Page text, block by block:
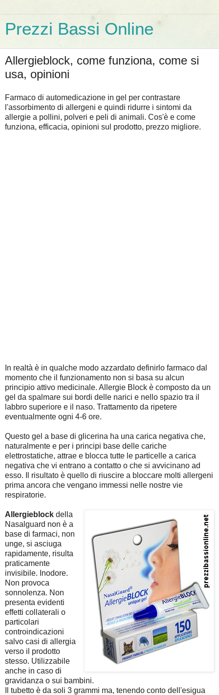
Prezzi Bassi Online
Allergieblock, come funziona, come si
usa, opinioni
Farmaco di automedicazione in gel per contrastare
l'assorbimento di allergeni e quindi ridurre i sintomi da
allergie a pollini, polveri e peli di animali. Cos'è e come
funziona, efficacia, opinioni sul prodotto, prezzo migliore.
In realtà è in qualche modo azzardato definirlo farmaco dal
momento che il funzionamento non si basa su alcun
principio attivo medicinale. Allergie Block è composto da un
gel da spalmare sui bordi delle narici e nello spazio tra il
labbro superiore e il naso. Trattamento da ripetere
eventualmente ogni 4-6 ore.
Questo gel a base di glicerina ha una carica negativa che,
naturalmente e per i principi base delle cariche
elettrostatiche, attrae e blocca tutte le particelle a carica
negativa che vi entrano a contatto o che si avvicinano ad
esso. Il risultato è quello di riuscire a bloccare molti allergeni
prima ancora che vengano immessi nelle nostre vie
respiratorie.
Allergieblock della
Nasalguard non è a
base di farmaci, non
unge, si asciuga
rapidamente, risulta
praticamente
invisibile. Inodore.
Non provoca
sonnolenza. Non
presenta evidenti
effetti collaterali o
particolari
controindicazioni
salvo casi di allergia
verso il prodotto
stesso. Utilizzabile
anche in caso di
gravidanza o sui bambini.
Il tubetto è da soli 3 grammi ma, tenendo conto dell'esigua